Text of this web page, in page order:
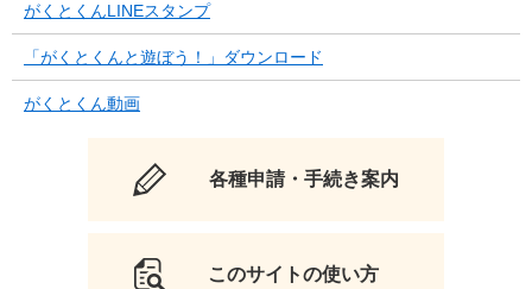
がくとくんLINEスタンプ
「がくとくんと遊ぼう！」ダウンロード
がくとくん動画
各種申請・手続き案内
このサイトの使い方